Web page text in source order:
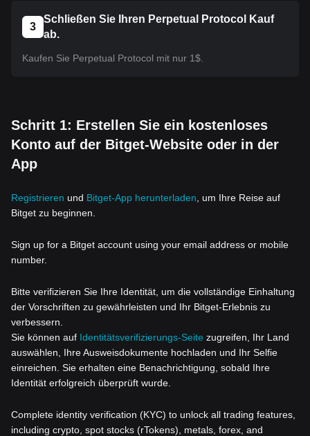
3
Schließen Sie Ihren Perpetual Protocol Kauf
ab.
Kaufen Sie Perpetual Protocol mit nur 1$.
Schritt 1: Erstellen Sie ein kostenloses
Konto auf der Bitget-Website oder in der
App
Registrieren und Bitget-App herunterladen , um Ihre Reise auf
Bitget zu beginnen.
Sign up for a Bitget account using your email address or mobile
number.
Bitte verifizieren Sie Ihre Identität, um die vollständige Einhaltung
der Vorschriften zu gewährleisten und Ihr Bitget-Erlebnis zu
verbessern.
Sie können auf Identitätsverifizierungs-Seite zugreifen, Ihr Land
auswählen, Ihre Ausweisdokumente hochladen und Ihr Selfie
einreichen. Sie erhalten eine Benachrichtigung, sobald Ihre
Identität erfolgreich überprüft wurde.
Complete identity verification (KYC) to unlock all trading features,
including crypto, spot stocks (rTokens), metals, forex, and